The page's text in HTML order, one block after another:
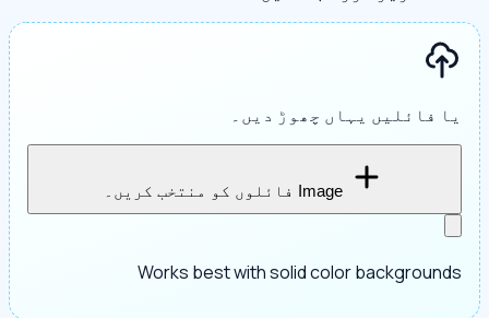
یا فائلیں یہاں چھوڑ دیں۔
Image فائلوں کو منتخب کریں۔
Works best with solid color backgrounds